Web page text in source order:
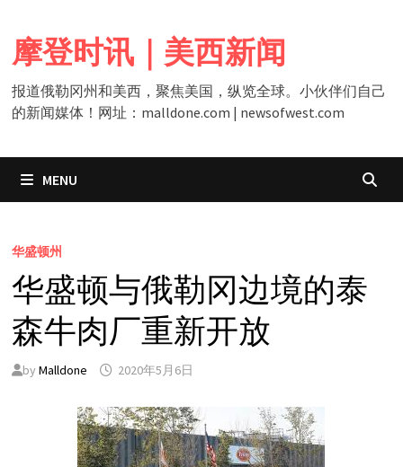
content
摩登时讯｜美西新闻
报道俄勒冈州和美西，聚焦美国，纵览全球。小伙伴们自己
的新闻媒体！网址：malldone.com | newsofwest.com
MENU
华盛顿州
华盛顿与俄勒冈边境的泰
森牛肉厂重新开放
by Malldone 2020年5月6日